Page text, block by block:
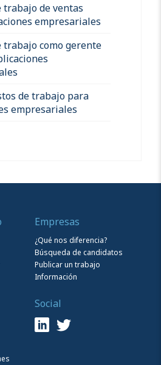
trabajo de ventas
empresariales
trabajo como gerente
de trabajo para
empresariales
Empresas
¿Qué nos diferencia?
Búsqueda de candidatos
Publicar un trabajo
Información
Social